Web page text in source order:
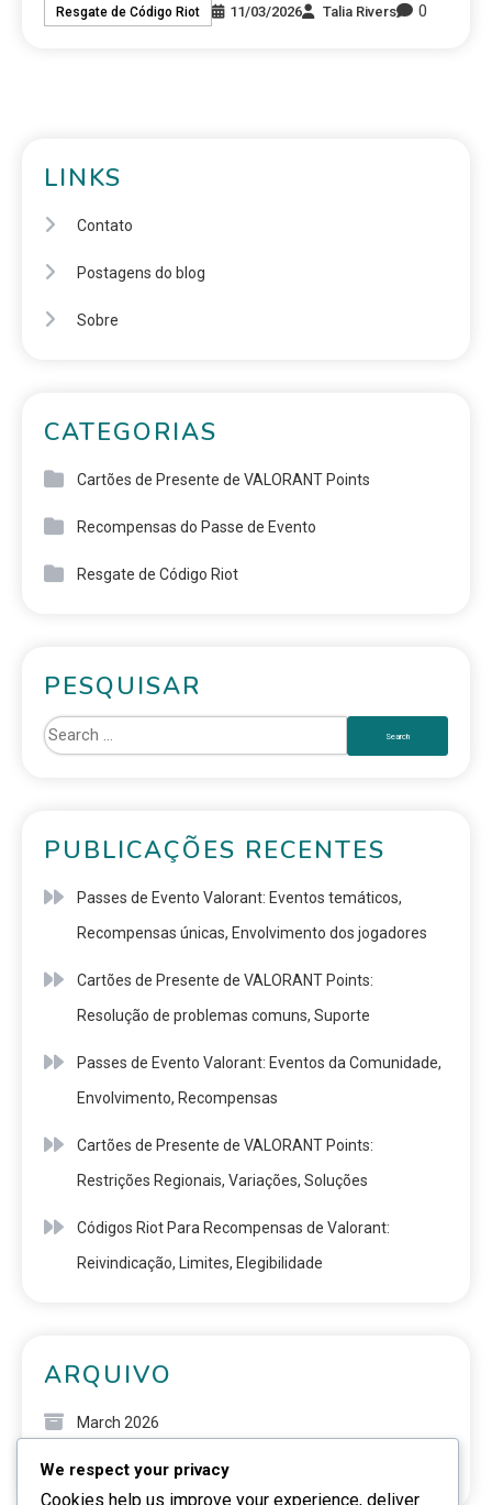
Resgate de Código Riot 11/03/2026 Talia Rivers 0
LINKS
Contato
Postagens do blog
Sobre
CATEGORIAS
Cartões de Presente de VALORANT Points
Recompensas do Passe de Evento
Resgate de Código Riot
PESQUISAR
PUBLICAÇÕES RECENTES
Passes de Evento Valorant: Eventos temáticos,
Recompensas únicas, Envolvimento dos jogadores
Cartões de Presente de VALORANT Points:
Resolução de problemas comuns, Suporte
Passes de Evento Valorant: Eventos da Comunidade,
Envolvimento, Recompensas
Cartões de Presente de VALORANT Points:
Restrições Regionais, Variações, Soluções
Códigos Riot Para Recompensas de Valorant:
Reivindicação, Limites, Elegibilidade
ARQUIVO
March 2026
February 2026
We respect your privacy
Cookies help us improve your experience, deliver